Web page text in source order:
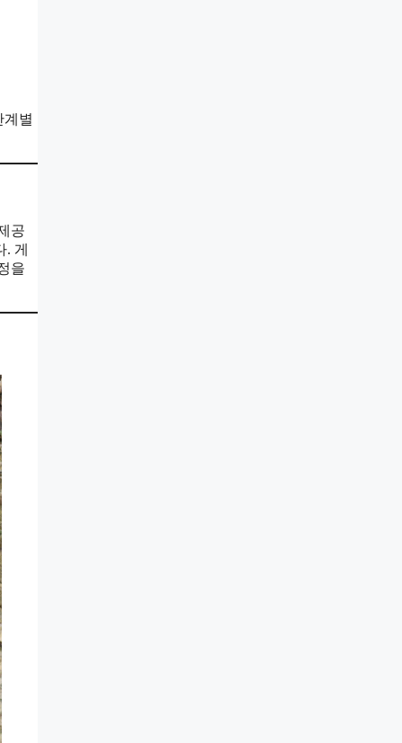
계별
공
게
을